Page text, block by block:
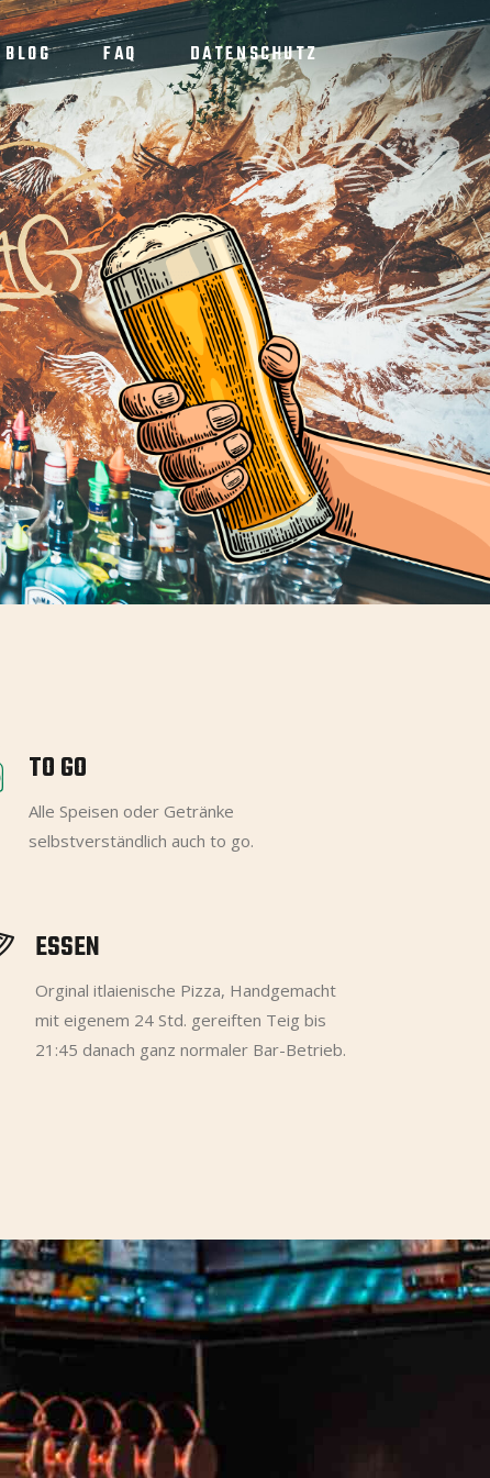
BLOG FAQ DATENSCHUTZ
TO GO
Alle Speisen oder Getränke
selbstverständlich auch to go.
ESSEN
Orginal itlaienische Pizza, Handgemacht
mit eigenem 24 Std. gereiften Teig bis
21:45 danach ganz normaler Bar-Betrieb.